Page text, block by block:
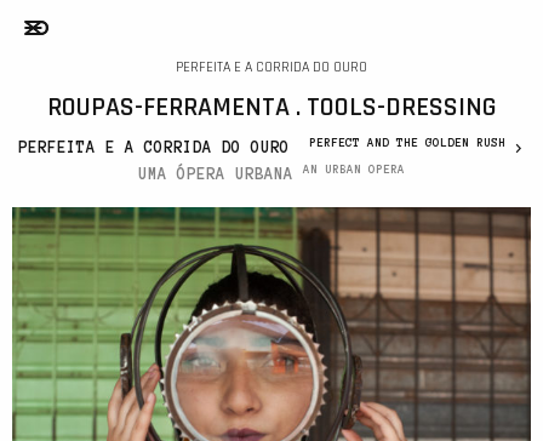
PERFEITA E A CORRIDA DO OURO
ROUPAS-FERRAMENTA . TOOLS-DRESSING
PERFEITA E A CORRIDA DO OURO PERFECT AND THE GOLDEN RUSH
>
UMA ÓPERA URBANA
AN URBAN OPERA